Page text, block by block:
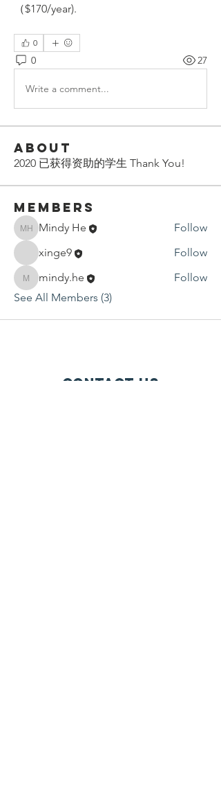
（$170/year).
0
0 27
Write a comment...
About
2020 已获得资助的学生 Thank You!
Members
Mindy He
Mindy He
Follow
xinge9
Follow
mindy.he
mindy.he
Follow
See All Members (3)
Contact Us